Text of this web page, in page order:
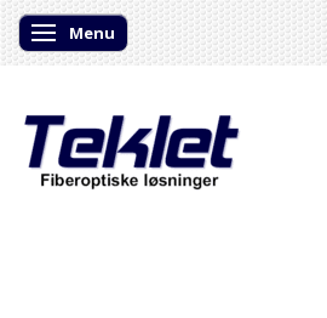
Skifte navigation
Menu